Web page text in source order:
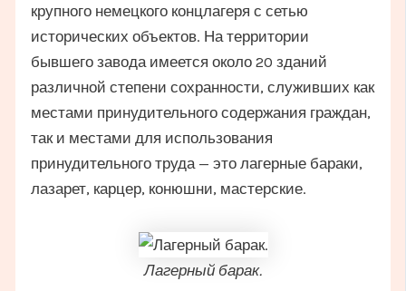
крупного немецкого концлагеря с сетью
исторических объектов. На территории
бывшего завода имеется около 20 зданий
различной степени сохранности, служивших как
местами принудительного содержания граждан,
так и местами для использования
принудительного труда — это лагерные бараки,
лазарет, карцер, конюшни, мастерские.
Лагерный барак.